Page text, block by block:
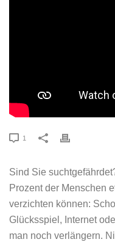
1
Sind Sie
Prozent der Menschen
verzichten können:
Glücksspiel, Internet
man noch verlängern.